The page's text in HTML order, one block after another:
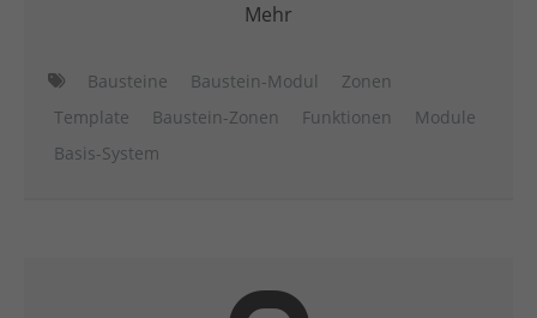
Mehr
Bausteine Baustein-Modul
Zonen
Template
Baustein-Zonen Funktionen
Module
Basis-System